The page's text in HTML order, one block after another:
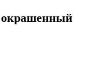
окрашенный